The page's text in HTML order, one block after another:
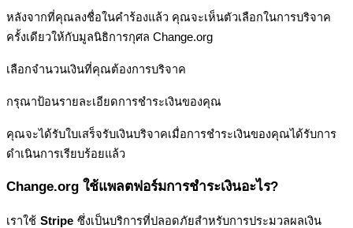
หลงจากทคณลงชอในครองแลว คณจะเหนตวเลอกในการบรจาค
ครงเดยวใหกบมลนธการกศล Change.org
เลอกจนวนเงนทคณตองการบรจาค
กรณาปอนรายละเอยดการชระเงนของคณ
คณจะไดรบใบเสรจรบเงนบรจาคเมอการชระเงนของคณไดรบการ
ดเนนการเรยบรอยแลว
Change.org ใชแพลตฟอรมการชระเงนอะไร?
เราใช Stripe ซงเปนบรการทป ลอดภยสหรบการป ระมวลผลเงน